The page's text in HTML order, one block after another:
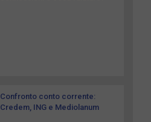
Confronto conto corrente:
Credem, ING e Mediolanum